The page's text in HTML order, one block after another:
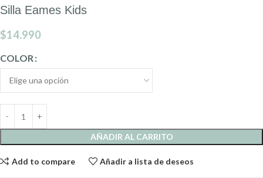
Silla Eames Kids
$14.990
COLOR
AÑADIR AL CARRITO
Add to compare Añadir a lista de deseos